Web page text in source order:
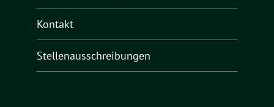
Kontakt
Stellenausschreibungen